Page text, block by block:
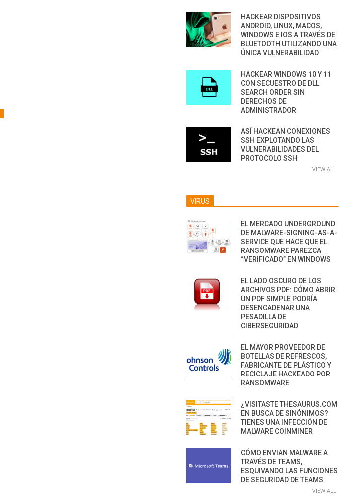
HACKEAR DISPOSITIVOS
ANDROID, LINUX, MACOS,
WINDOWS E IOS A TRAVÉS DE
BLUETOOTH UTILIZANDO UNA
ÚNICA VULNERABILIDAD
HACKEAR WINDOWS 10 Y 11
CON SECUESTRO DE DLL
SEARCH ORDER SIN
DERECHOS DE
ADMINISTRADOR
ASÍ HACKEAN CONEXIONES
SSH EXPLOTANDO LAS
VULNERABILIDADES DEL
PROTOCOLO SSH
VIEW ALL
VIRUS
EL MERCADO UNDERGROUND
DE MALWARE-SIGNING-AS-A-
SERVICE QUE HACE QUE EL
RANSOMWARE PAREZCA
“VERIFICADO” EN WINDOWS
EL LADO OSCURO DE LOS
ARCHIVOS PDF: CÓMO ABRIR
UN PDF SIMPLE PODRÍA
DESENCADENAR UNA
PESADILLA DE
CIBERSEGURIDAD
EL MAYOR PROVEEDOR DE
BOTELLAS DE REFRESCOS,
FABRICANTE DE PLÁSTICO Y
RECICLAJE HACKEADO POR
RANSOMWARE
¿VISITASTE THESAURUS.COM
EN BUSCA DE SINÓNIMOS?
TIENES UNA INFECCIÓN DE
MALWARE COINMINER
CÓMO ENVIAN MALWARE A
TRAVÉS DE TEAMS,
ESQUIVANDO LAS FUNCIONES
DE SEGURIDAD DE TEAMS
VIEW ALL